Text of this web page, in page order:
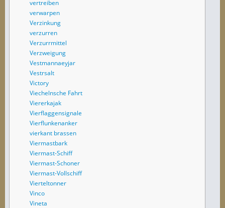
vertreiben
verwarpen
Verzinkung
verzurren
Verzurrmittel
Verzweigung
Vestmannaeyjar
Vestrsalt
Victory
Viechelnsche Fahrt
Viererkajak
Vierflaggensignale
Vierflunkenanker
vierkant brassen
Viermastbark
Viermast-Schiff
Viermast-Schoner
Viermast-Vollschiff
Vierteltonner
Vinco
Vineta